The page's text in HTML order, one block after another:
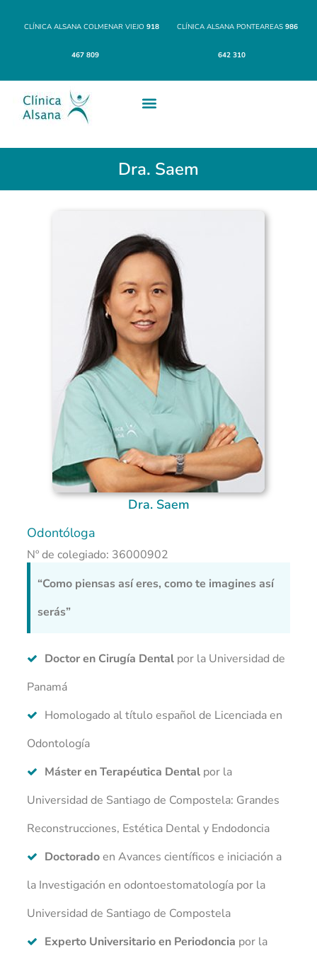
CLÍNICA ALSANA COLMENAR VIEJO918
467 809
CLÍNICA ALSANA PONTEAREAS 986
642 310
Dra. Saem
Dra. Saem
Odontóloga
Nº de colegiado: 36000902
“Como piensas así eres, como te imagines así
serás”
Doctor en Cirugía Dentalpor la Universidad de
Panamá
Homologado al título español de Licenciada en
Odontología
Máster en Terapéutica Dental por la
Universidad de Santiago de Compostela: Grandes
Reconstrucciones, Estética Dental y Endodoncia
Doctoradoen Avances científicos e iniciación a
la Investigación en odontoestomatología por la
Universidad de Santiago de Compostela
Experto Universitario en Periodoncia por la